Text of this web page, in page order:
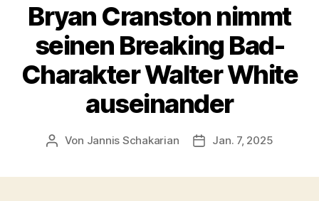
Bryan Cranston nimmt
seinen Breaking Bad-
Charakter Walter White
auseinander
Beitragsautor
Von Jannis Schakarian Jan. 7, 2025